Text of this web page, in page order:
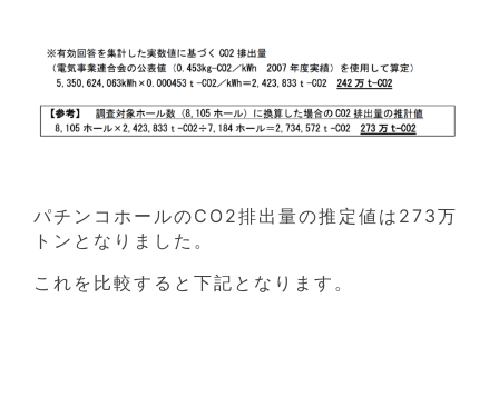
パチンコホールのCO2排出量の推定値は273万
トンとなりました。
これを比較すると下記となります。